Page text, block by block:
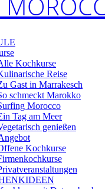
Kochkurse
Reise
Gast in Marrakesch
schmeckt Marokko
Morocco
Tag am Meer
genießen
Kochkurse